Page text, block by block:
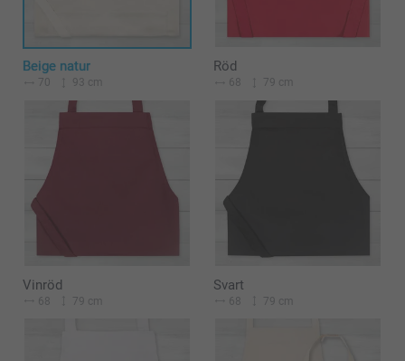
Beige natur
70 93 cm
Röd
68 79 cm
Vinröd
68 79 cm
Svart
68 79 cm